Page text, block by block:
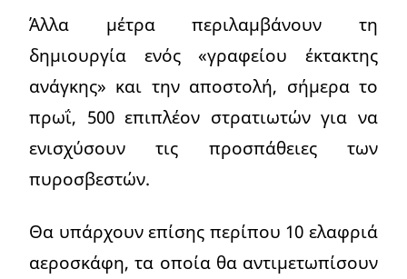
Άλλα μέτρα περιλαμβάνουν τη
δημιουργία ενός «γραφείου έκτακτης
ανάγκης» και την αποστολή, σήμερα το
πρωΐ, 500 επιπλέον στρατιωτών για να
ενισχύσουν τις προσπάθειες των
πυροσβεστών.
Θα υπάρχουν επίσης περίπου 10 ελαφριά
αεροσκάφη, τα οποία θα αντιμετωπίσουν